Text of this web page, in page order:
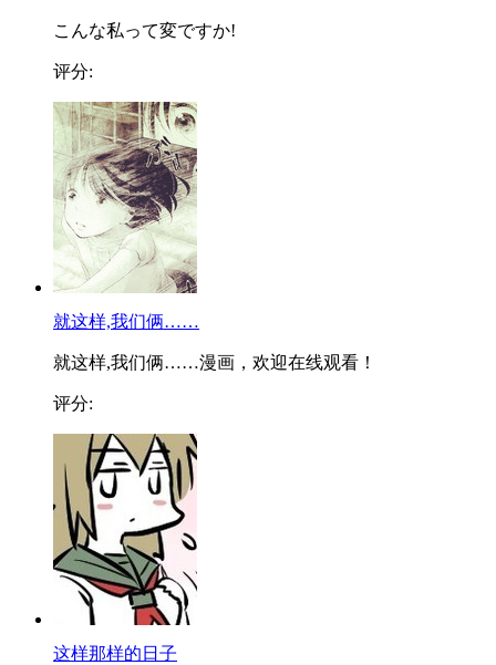
こんな私って変ですか!
评分:
就这样,我们俩……
就这样,我们俩……漫画，欢迎在线观看！
评分:
这样那样的日子